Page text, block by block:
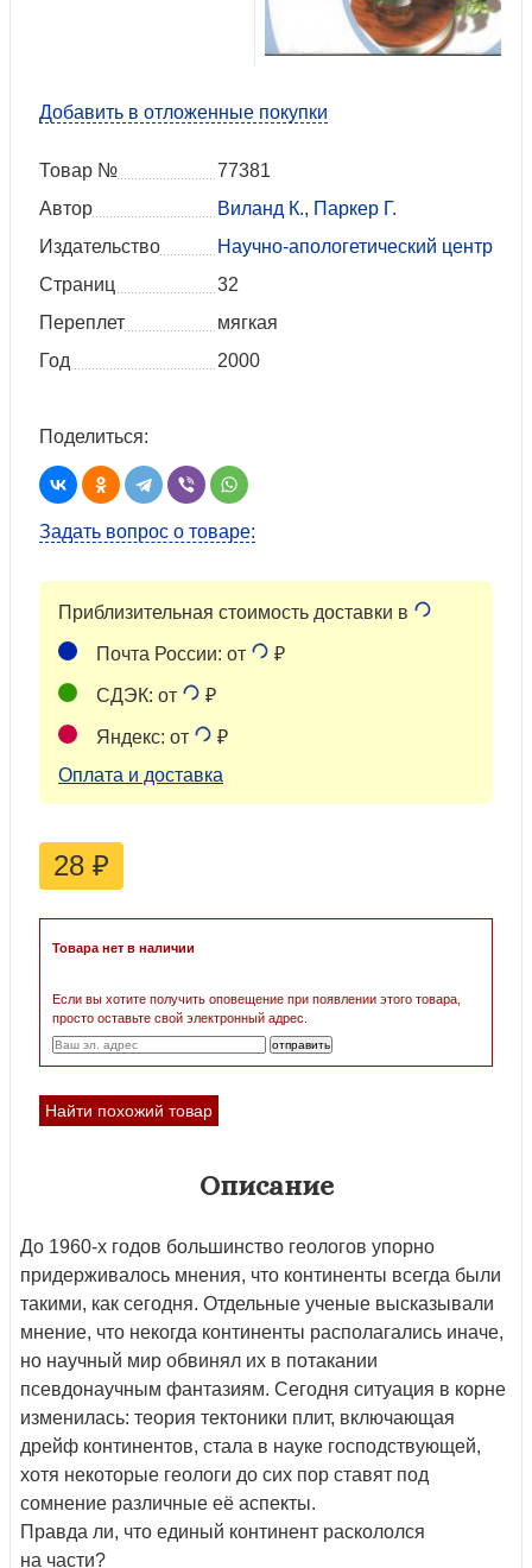
Добавить в отложенные покупки
Товар №
77381
Автор
Виланд К., Паркер Г.
Издательство
Научно-апологетический центр
Страниц
32
Переплет
мягкая
Год
2000
Поделиться:
Задать вопрос о товаре:
Приблизительная стоимость доставки в
Почта России: от ₽
СДЭК: от ₽
Яндекс: от
₽
Оплата и доставка
28 ₽
Товара нет в наличии
Если вы хотите получить оповещение при появлении этого товара,
просто оставьте свой электронный адрес.
Найти похожий товар
Описание
До 1960-х годов большинство геологов упорно
придерживалось мнения, что континенты всегда были
такими, как сегодня. Отдельные ученые высказывали
мнение, что некогда континенты располагались иначе,
но научный мир обвинял их в потакании
псевдонаучным фантазиям. Сегодня ситуация в корне
изменилась: теория тектоники плит, включающая
дрейф континентов, стала в науке господствующей,
хотя некоторые геологи до сих пор ставят под
сомнение различные её аспекты.
Правда ли, что единый континент раскололся
на части?